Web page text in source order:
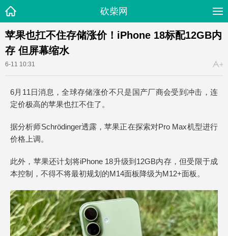
砍柴网
苹果也扛不住存储涨价！iPhone 18标配12GB内
存 但屏幕缩水
6-11 10:31
6月11日消息，全球存储涨价不只是国产厂商会受到冲击，连
定价极高的苹果也扛不住了。
据分析师Schrödinger透露，苹果正在探索对Pro Max机型进行
价格上调。
此外，苹果还计划将iPhone 18升级到12GB内存，但受限于成
本控制，不得不将最初规划的M14面板降级为M12+面板。